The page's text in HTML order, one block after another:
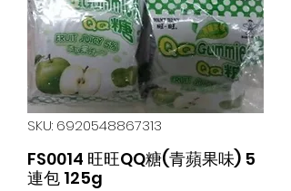
SKU: 6920548867313
FS0014 旺旺QQ糖(青蘋果味) 5
連包 125g